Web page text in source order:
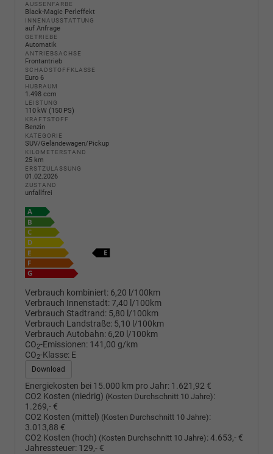
AUSSENFARBE
Black-Magic Perleffekt
INNENAUSSTATTUNG
auf Anfrage
GETRIEBE
Automatik
ANTRIEBSACHSE
Frontantrieb
SCHADSTOFFKLASSE
Euro 6
HUBRAUM
1.498 ccm
LEISTUNG
110 kW (150 PS)
KRAFTSTOFF
Benzin
KATEGORIE
SUV/Geländewagen/Pickup
KILOMETERSTAND
25 km
ERSTZULASSUNG
01.02.2026
ZUSTAND
unfallfrei
Verbrauch kombiniert: 6,20 l/100km
Verbrauch Innenstadt:7,40 l/100km
Verbrauch Stadtrand: 5,80 l/100km
Verbrauch Landstraße: 5,10 l/100km
Verbrauch Autobahn: 6,20 l/100km
CO2-Emissionen: 141,00 g/km
CO2-Klasse: E
Download
Energiekosten bei 15.000 km pro Jahr: 1.621,92 €
CO2 Kosten (niedrig) (Kosten Durchschnitt 10 Jahre):
1.269,- €
CO2 Kosten (mittel) (Kosten Durchschnitt 10 Jahre):
3.013,88 €
CO2 Kosten (hoch) (Kosten Durchschnitt 10 Jahre):4.653,- €
Jahressteuer: 129,- €